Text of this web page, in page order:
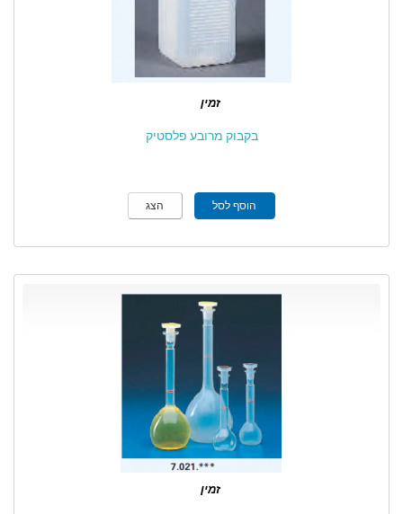
זמין
בקבוק מרובע פלסטיק
הוסף לסל הצג
זמין